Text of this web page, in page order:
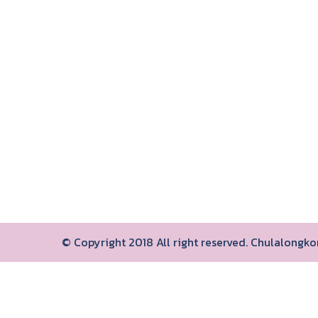
© Copyright 2018 All right reserved.